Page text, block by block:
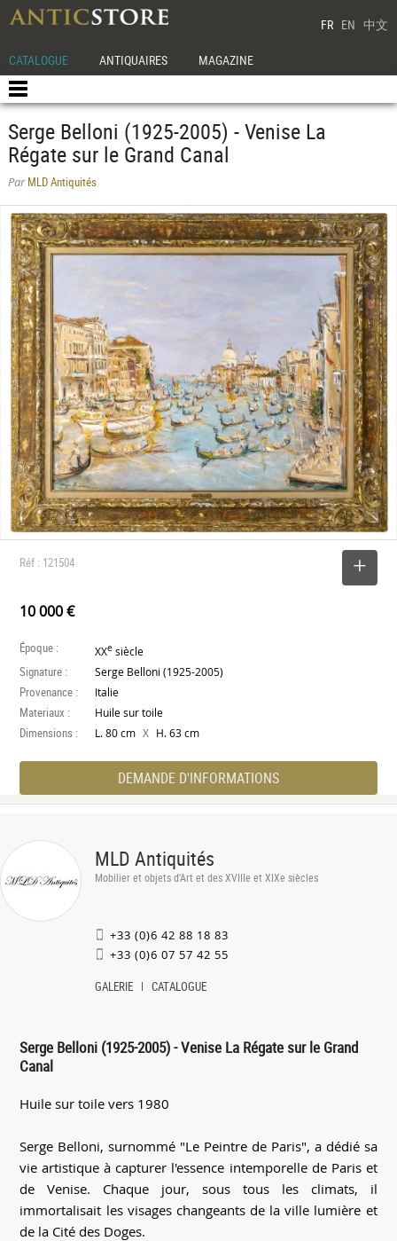
FR EN 中文
CATALOGUE ANTIQUAIRES MAGAZINE
Serge Belloni (1925-2005) - Venise La
Régate sur le Grand Canal
ParMLD Antiquités
Réf : 121504
10 000 €
Époque : XXe siècle
Signature : Serge Belloni (1925-2005)
Provenance : Italie
Materiaux : Huile sur toile
Dimensions : L. 80 cm X H. 63 cm
DEMANDE D'INFORMATIONS
MLD Antiquités
Mobilier et objets d'Art et des XVIIIe et XIXe siècles
+33 (0)6 42 88 18 83
+33 (0)6 07 57 42 55
GALERIE CATALOGUE
Serge Belloni (1925-2005) - Venise La Régate sur le Grand
Canal
Huile sur toile vers 1980
Serge Belloni, surnommé "Le Peintre de Paris", a dédié sa
vie artistique à capturer l'essence intemporelle de Paris et
de Venise. Chaque jour, sous tous les climats, il
immortalisait les visages changeants de la ville lumière et
de la Cité des Doges.